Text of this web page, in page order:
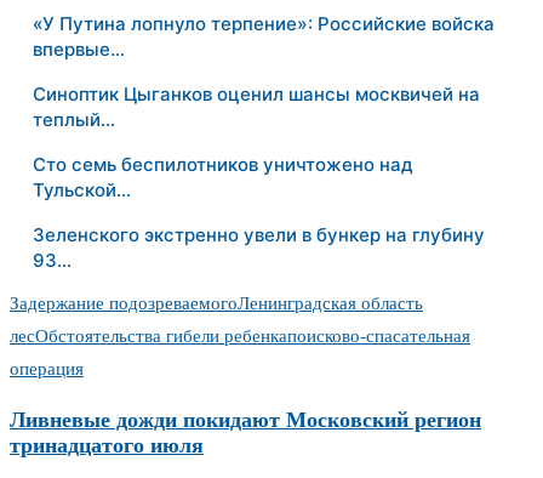
«У Путина лопнуло терпение»: Российские войска
впервые…
Синоптик Цыганков оценил шансы москвичей на
теплый…
Сто семь беспилотников уничтожено над
Тульской…
Зеленского экстренно увели в бункер на глубину
93…
Задержание подозреваемогоЛенинградская область
лесОбстоятельства гибели ребенкапоисково-спасательная
операция
Ливневые дожди покидают Московский регион
тринадцатого июля